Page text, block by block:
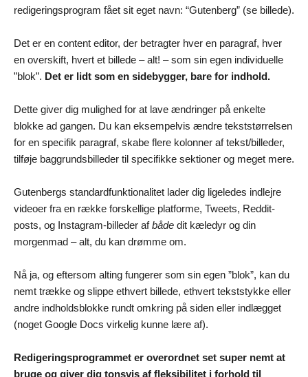
redigeringsprogram fået sit eget navn: “Gutenberg” (se billede).
Det er en content editor, der betragter hver en paragraf, hver
en overskift, hvert et billede – alt! – som sin egen individuelle
”blok”. Det er lidt som en sidebygger, bare for indhold.
Dette giver dig mulighed for at lave ændringer på enkelte
blokke ad gangen. Du kan eksempelvis ændre tekststørrelsen
for en specifik paragraf, skabe flere kolonner af tekst/billeder,
tilføje baggrundsbilleder til specifikke sektioner og meget mere.
Gutenbergs standardfunktionalitet lader dig ligeledes indlejre
videoer fra en række forskellige platforme, Tweets, Reddit-
posts, og Instagram-billeder afbåde dit kæledyr og din
morgenmad – alt, du kan drømme om.
Nå ja, og eftersom alting fungerer som sin egen ”blok”, kan du
nemt trække og slippe ethvert billede, ethvert tekststykke eller
andre indholdsblokke rundt omkring på siden eller indlægget
(noget Google Docs virkelig kunne lære af).
Redigeringsprogrammet er overordnet set super nemt at
bruge og giver dig tonsvis af fleksibilitet i forhold til